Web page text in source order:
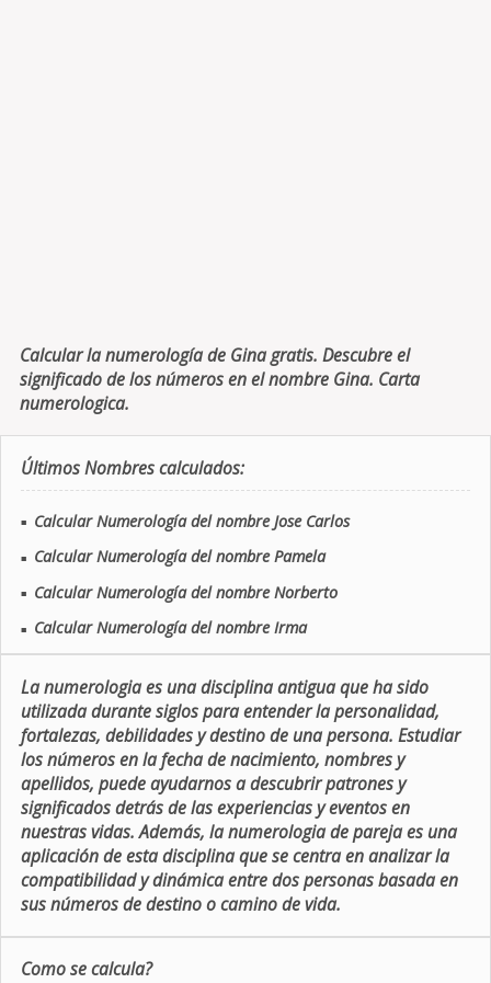
Calcular la numerología de Gina gratis. Descubre el
significado de los números en el nombre Gina. Carta
numerologica.
Últimos Nombres calculados:
■ Calcular Numerología del nombre Jose Carlos
■ Calcular Numerología del nombre Pamela
■ Calcular Numerología del nombre Norberto
■ Calcular Numerología del nombre Irma
La numerologia es una disciplina antigua que ha sido
utilizada durante siglos para entender la personalidad,
fortalezas, debilidades y destino de una persona. Estudiar
los números en la fecha de nacimiento, nombres y
apellidos, puede ayudarnos a descubrir patrones y
significados detrás de las experiencias y eventos en
nuestras vidas. Además, la numerologia de pareja es una
aplicación de esta disciplina que se centra en analizar la
compatibilidad y dinámica entre dos personas basada en
sus números de destino o camino de vida.
Como se calcula?